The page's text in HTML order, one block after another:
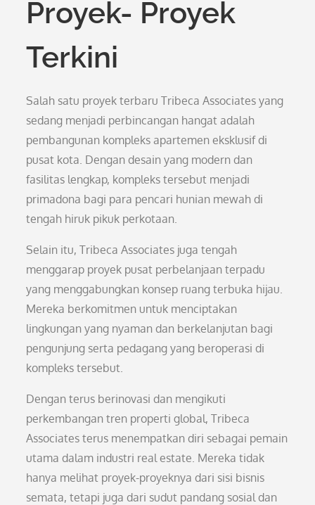
Proyek- Proyek
Terkini
Salah satu proyek terbaru Tribeca Associates yang
sedang menjadi perbincangan hangat adalah
pembangunan kompleks apartemen eksklusif di
pusat kota. Dengan desain yang modern dan
fasilitas lengkap, kompleks tersebut menjadi
primadona bagi para pencari hunian mewah di
tengah hiruk pikuk perkotaan.
Selain itu, Tribeca Associates juga tengah
menggarap proyek pusat perbelanjaan terpadu
yang menggabungkan konsep ruang terbuka hijau.
Mereka berkomitmen untuk menciptakan
lingkungan yang nyaman dan berkelanjutan bagi
pengunjung serta pedagang yang beroperasi di
kompleks tersebut.
Dengan terus berinovasi dan mengikuti
perkembangan tren properti global, Tribeca
Associates terus menempatkan diri sebagai pemain
utama dalam industri real estate. Mereka tidak
hanya melihat proyek-proyeknya dari sisi bisnis
semata, tetapi juga dari sudut pandang sosial dan